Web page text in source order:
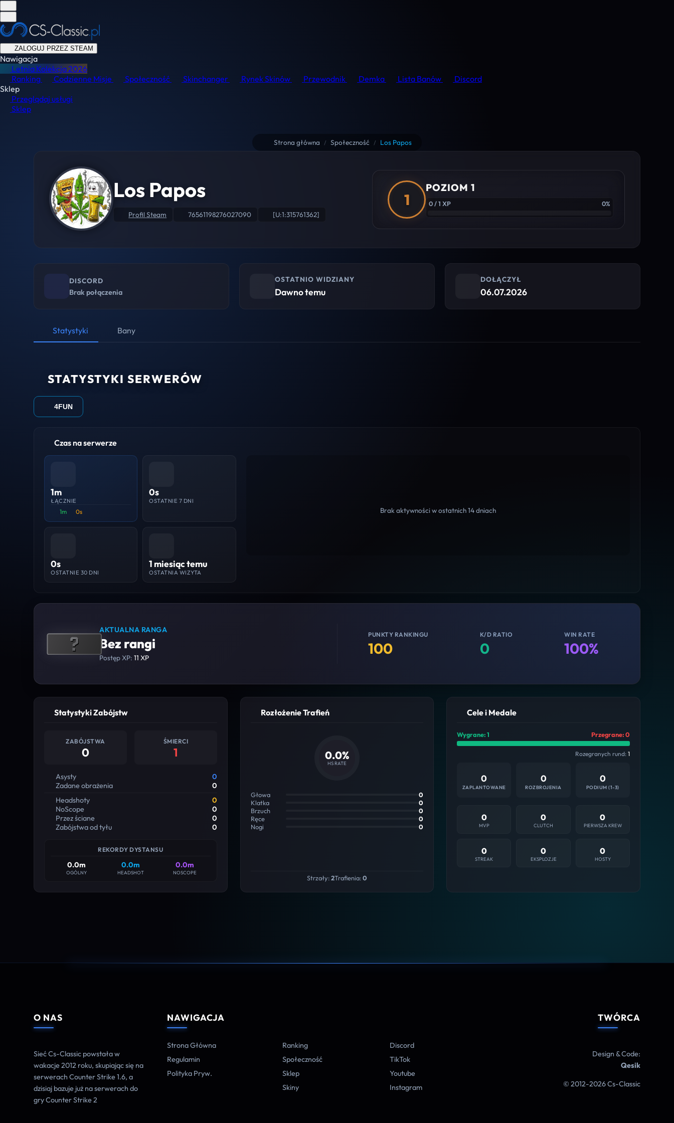
ZALOGUJ PRZEZ STEAM
Nawigacja
Letnia Kolekcja2026
Ranking
Codzienne Misje Społeczność Skinchanger Rynek Skinów Przewodnik Demka Lista Banów
Discord
Sklep
Przeglądaj usługi
Sklep
Strona główna / Społeczność / Los Papos
Los Papos
Profil Steam 76561198276027090 [U:1:315761362]
1
POZIOM 1
0 / 1 XP 0%
DISCORD
Brak połączenia
OSTATNIO WIDZIANY
Dawno temu
DOŁĄCZYŁ
06.07.2026
Statystyki Bany
STATYSTYKI SERWERÓW
4FUN
Czas na serwerze
1m
ŁĄCZNIE
1m 0s
0s
OSTATNIE 7 DNI
0s
OSTATNIE 30 DNI
1 miesiąc temu
OSTATNIA WIZYTA
Brak aktywności w ostatnich 14 dniach
AKTUALNA RANGA
Bez rangi
Postęp XP:11 XP
PUNKTY RANKINGU
100
K/D RATIO
0
WIN RATE
100%
Statystyki Zabójstw
ZABÓJSTWA
0
ŚMIERCI
1
Asysty
0
Zadane obrażenia
0
Headshoty
0
NoScope
0
Przez ściane
0
Zabójstwa od tyłu
0
REKORDY DYSTANSU
0.0m
OGÓLNY
0.0m
HEADSHOT
0.0m
NOSCOPE
Rozłożenie Trafień
0.0%
HS RATE
Głowa
0
Klatka
0
Brzuch
0
Ręce
0
Nogi
0
Strzały:2Trafienia:0
Cele i Medale
Wygrane: 1 Przegrane: 0
Rozegranych rund: 1
0
ZAPLANTOWANE
0
ROZBROJENIA
0
PODIUM (1-3)
0
MVP
0
CLUTCH
0
PIERWSZA KREW
0
STREAK
0
EKSPLOZJE
0
HOSTY
O NAS
Sieć Cs-Classic powstała w
wakacje 2012 roku, skupiając się na
serwerach Counter Strike 1.6, a
dzisiaj bazuje już na serwerach do
gry Counter Strike 2
NAWIGACJA
Strona Główna
Regulamin
Polityka Pryw.
Ranking
Społeczność
Sklep
Skiny
Discord
TikTok
Youtube
Instagram
TWÓRCA
Design & Code:
Qesik
© 2012-2026 Cs-Classic